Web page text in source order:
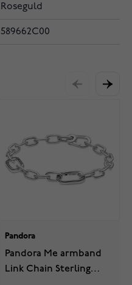
Roseguld
589662C00
Pandora
Pandora Me armband
Link Chain Sterling